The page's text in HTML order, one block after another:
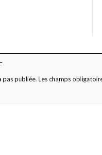
pas publiée. Les champs